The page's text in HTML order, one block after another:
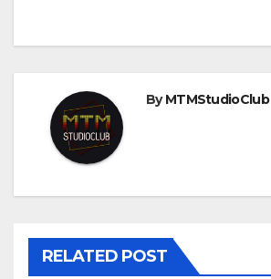
ByMTMStudioClub
RELATED POST